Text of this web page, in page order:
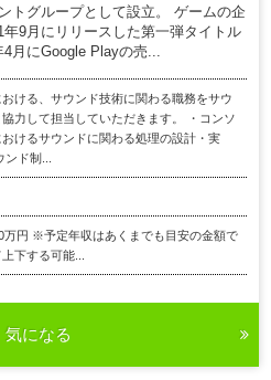
トグループとして設立。 ゲームの企
9月にリリースした第一弾タイトル
4月にGoogle Playの売...
ける、サウンド技術に関わる職務をサウ
力して担当していただきます。 ・コンソ
けるサウンドに関わる処理の設計・実
ンド制...
万円 ※予定年収はあくまでも目安の金額で
下する可能...
気になる